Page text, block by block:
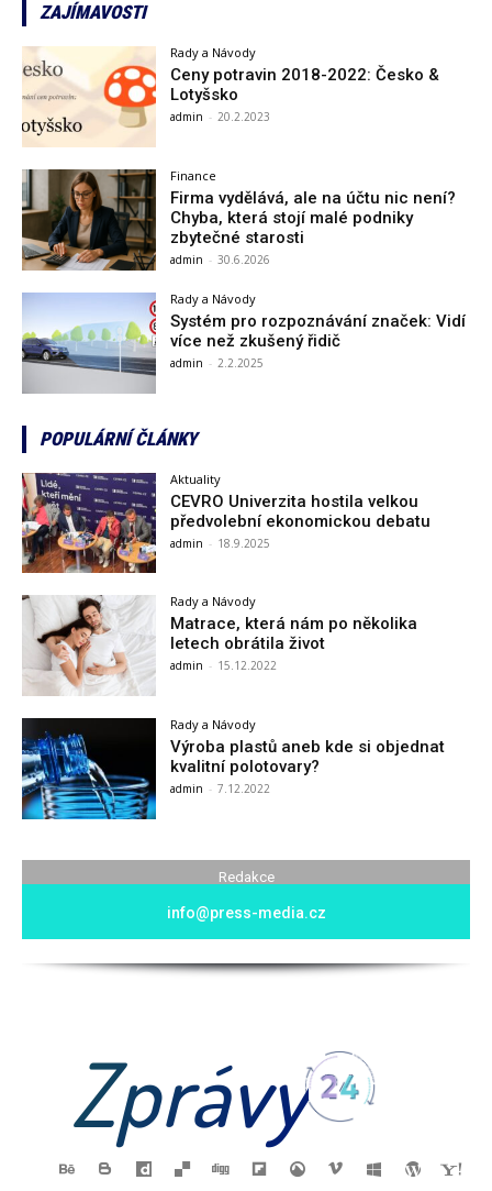
ZAJÍMAVOSTI
Rady a Návody
Ceny potravin 2018-2022: Česko &
Lotyšsko
admin - 20.2.2023
Finance
Firma vydělává, ale na účtu nic není?
Chyba, která stojí malé podniky
zbytečné starosti
admin - 30.6.2026
Rady a Návody
Systém pro rozpoznávání značek: Vidí
více než zkušený řidič
admin - 2.2.2025
POPULÁRNÍ ČLÁNKY
Aktuality
CEVRO Univerzita hostila velkou
předvolební ekonomickou debatu
admin - 18.9.2025
Rady a Návody
Matrace, která nám po několika
letech obrátila život
admin - 15.12.2022
Rady a Návody
Výroba plastů aneb kde si objednat
kvalitní polotovary?
admin - 7.12.2022
Redakce
info@press-media.cz
Zprávy